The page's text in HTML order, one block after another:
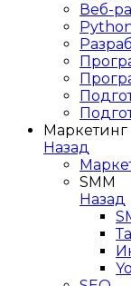
Веб-
Маркетинг
Назад
SMM
Назад